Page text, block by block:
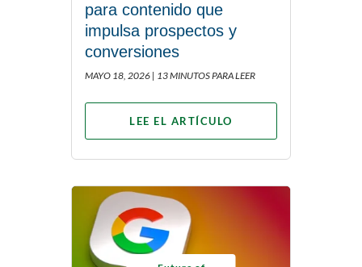
para contenido que
impulsa prospectos y
conversiones
MAYO 18, 2026 | 13 MINUTOS PARA LEER
LEE EL ARTÍCULO